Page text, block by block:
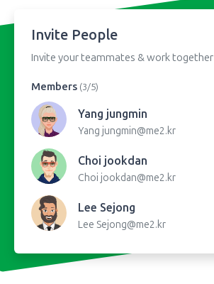
Invite People
Invite your teammates & work together
Members (3/5)
Yang jungmin
Yang jungmin@me2.kr
Choi jookdan
Choi jookdan@me2.kr
Lee Sejong
Lee Sejong@me2.kr